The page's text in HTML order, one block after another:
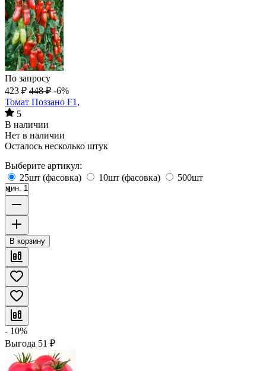
По запросу
423 ₽ 448 ₽ -6%
Томат Поззано F1,
5
В наличии
Нет в наличии
Осталось несколько штук
Выберите артикул:
25шт (фасовка)
10шт (фасовка) 500шт
мин. 1
В корзину
- 10%
Выгода 51 ₽